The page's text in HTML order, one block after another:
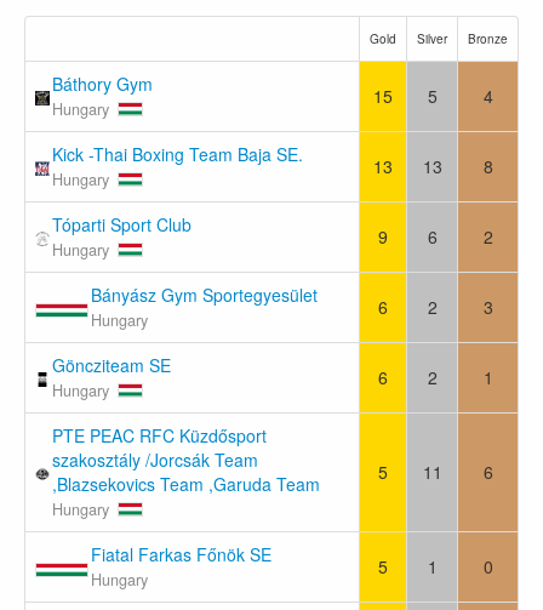
Gold Silver Bronze
Báthory Gym
Hungary
15 5 4
Kick -Thai Boxing Team Baja SE.
Hungary
13 13 8
Tóparti Sport Club
Hungary
9 6 2
Bányász Gym Sportegyesület
Hungary
6 2 3
Göncziteam SE
Hungary
6 2 1
PTE PEAC RFC Küzdősport
szakosztály /Jorcsák Team
,Blazsekovics Team ,Garuda Team
Hungary
5 11 6
Fiatal Farkas Főnök SE
Hungary
5 1 0